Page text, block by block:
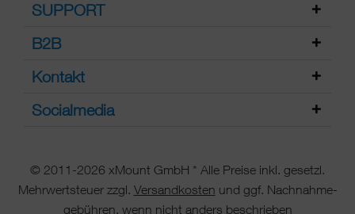
SUPPORT
B2B
Kontakt
Socialmedia
© 2011-2026 xMount GmbH * Alle Preise inkl. gesetzl.
Mehrwertsteuer zzgl. Versandkosten und ggf. Nachnahme-
gebühren, wenn nicht anders beschrieben